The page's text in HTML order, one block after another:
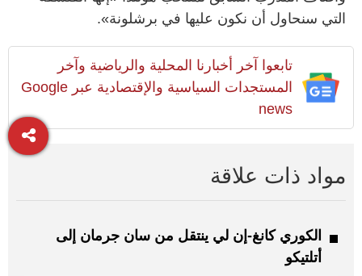
التي سنحاول أن نكون عليها في برشلونة».
تابعوا آخر أخبارنا المحلية والرياضية وآخر
المستجدات السياسية والإقتصادية عبر Google
news
مواد ذات علاقة
الكوري كانغ-إن لي ينتقل من سان جرمان إلى
أتلتيكو